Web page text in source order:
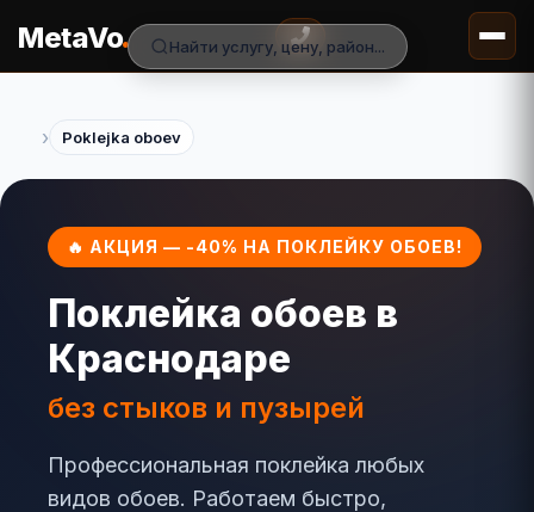
MetaVo.
› Poklejka oboev
🔥 АКЦИЯ — -40% НА ПОКЛЕЙКУ ОБОЕВ!
Поклейка обоев в
Краснодаре
без стыков и пузырей
Профессиональная поклейка любых
видов обоев. Работаем быстро,
Найти услугу, цену, район...